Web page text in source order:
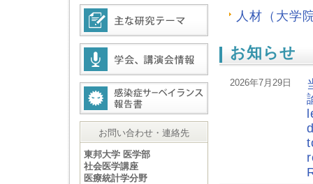
お問い合わせ・連絡先
東邦大学 医学部
社会医学講座
医療統計学分野
人材（大学
お知らせ
2026年7月29日